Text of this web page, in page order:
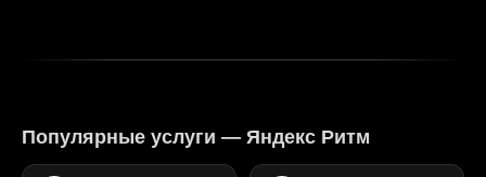
Популярные услуги — Яндекс Ритм